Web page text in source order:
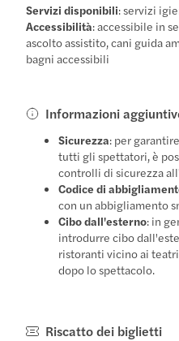
Servizi disponibili: servizi
Accessibilità: accessibile in
ascolto assistito, cani guida
bagni accessibili
Informazioni
Sicurezza: per
tutti gli spettatori, è
controlli di sicurezza
Codice di
con un abbigliamento
Cibo dall'esterno: in
introdurre cibo
ristoranti vicino ai
dopo lo spettacolo.
Riscatto dei biglietti